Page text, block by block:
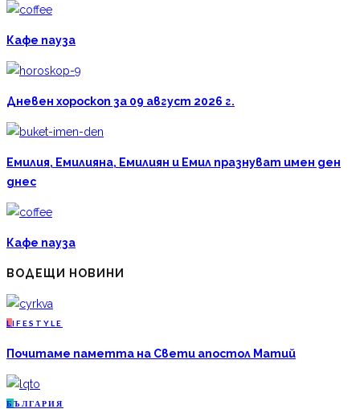
Кафе пауза
Дневен хороскоп за 09 август 2026 г.
Емилия, Емилияна, Емилиян и Емил празнуват имен ден
днес
Кафе пауза
ВОДЕЩИ НОВИНИ
L IFESTYLE
Почитаме паметта на Свети апостол Матий
Б ЪЛГАРИЯ